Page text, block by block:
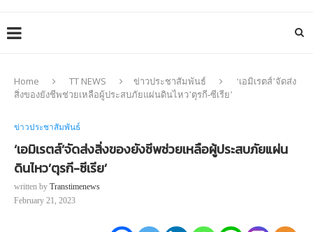
Home TT NEWS ข่าวประชาสัมพันธ์
‘เอมิเรตส์’จัดส่ง
สิ่งของยังชีพช่วยเหลือผู้ประสบภัยแผ่นดินไหว’ตุรกี-ซีเรีย’
ข่าวประชาสัมพันธ์
‘เอมิเรตส์’จัดส่งสิ่งของยังชีพช่วยเหลือผู้ประสบภัยแผ่น
ดินไหว’ตุรกี-ซีเรีย’
written by Transtimenews
February 21, 2023